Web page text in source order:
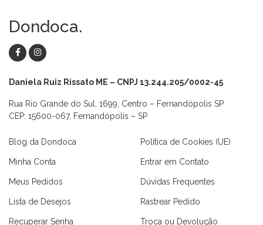
Dondoca.
Daniela Ruiz Rissato ME – CNPJ 13.244.205/0002-45
Rua Rio Grande do Sul, 1699, Centro – Fernandópolis SP
CEP: 15600-067, Fernandópolis – SP
Blog da Dondoca
Minha Conta
Meus Pedidos
Lista de Desejos
Recuperar Senha
Política de Cookies (UE)
Entrar em Contato
Dúvidas Frequentes
Rastrear Pedido
Troca ou Devolução